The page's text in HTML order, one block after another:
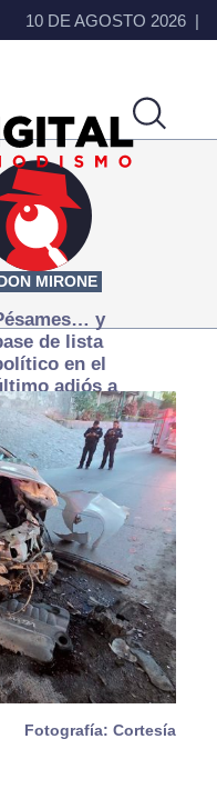
10 DE AGOSTO 2026
MIRONE
y
de lista
en el
adiós a
Grande
Fotografía: Cortesía